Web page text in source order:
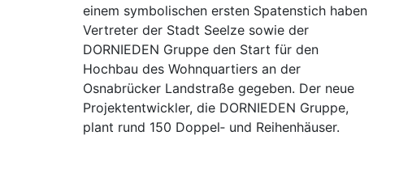
einem symbolischen ersten Spatenstich haben
Vertreter der Stadt Seelze sowie der
DORNIEDEN Gruppe den Start für den
Hochbau des Wohnquartiers an der
Osnabrücker Landstraße gegeben. Der neue
Projektentwickler, die DORNIEDEN Gruppe,
plant rund 150 Doppel‑ und Reihenhäuser.